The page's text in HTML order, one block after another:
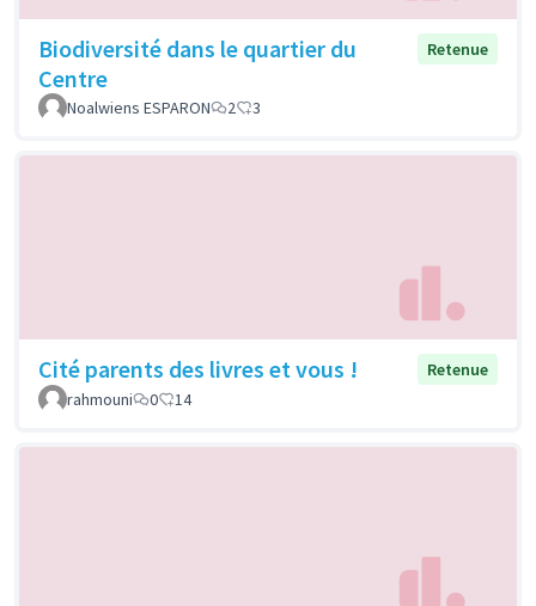
Biodiversité dans le quartier du
Centre
Retenue
Noalwiens ESPARON 2 3
Cité parents des livres et vous !
Retenue
rahmouni
0 14